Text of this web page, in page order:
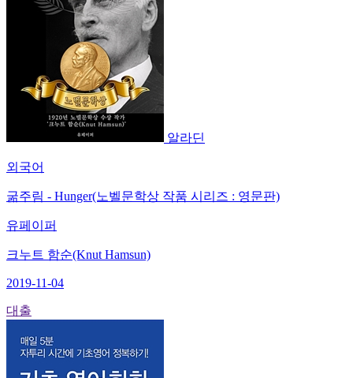
알라딘
외국어
굶주림 - Hunger(노벨문학상 작품 시리즈 : 영문판)
유페이퍼
크누트 함순(Knut Hamsun)
2019-11-04
대출